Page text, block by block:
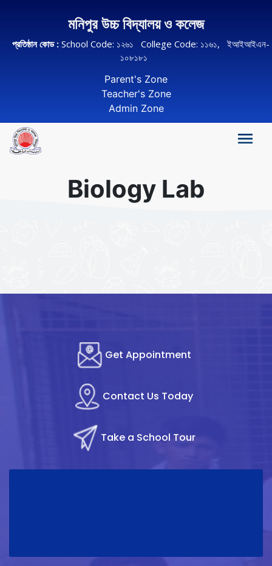
মনিপুর উচ্চ বিদ্যালয় ও কলেজ
প্রতিষ্ঠান কোড : School Code: ১২৬১ College Code: ১১৬১, ইআইআইএন-
১০৮১৮১
Parent's Zone
Teacher's Zone
Admin Zone
Biology Lab
Get Appointment
Contact Us Today
Take a School Tour